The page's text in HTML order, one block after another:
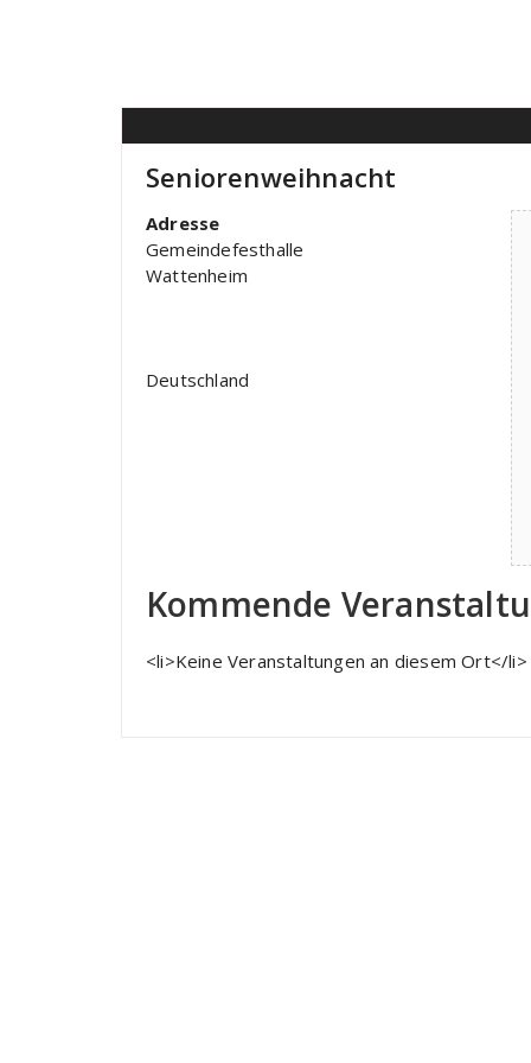
Seniorenweihnacht
Adresse
Gemeindefesthalle
Wattenheim
Deutschland
Kommende
<li>Keine Veranstaltungen an diesem Ort</li>